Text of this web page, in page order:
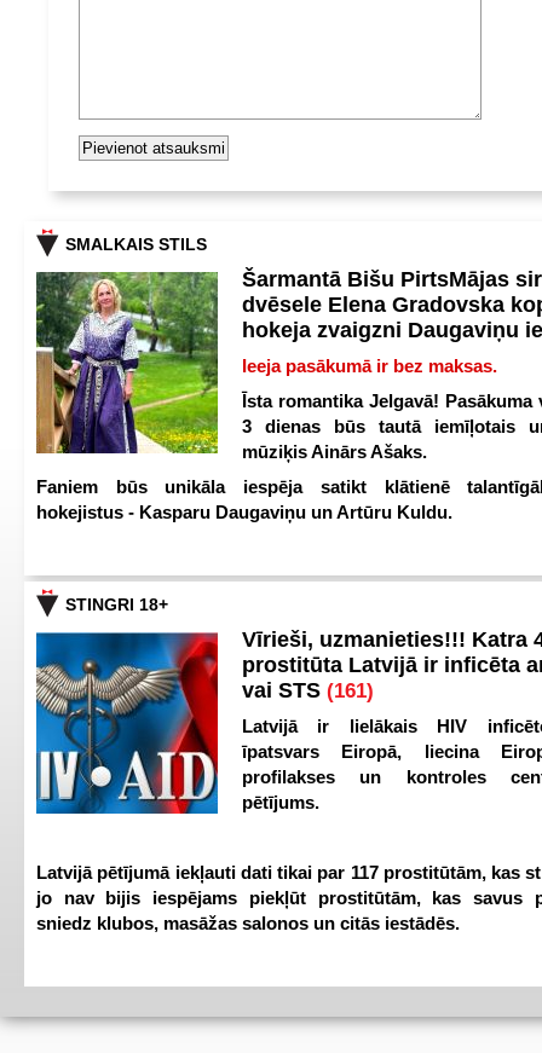
SMALKAIS STILS
Šarmantā Bišu PirtsMājas
dvēsele Elena Gradovska
hokeja zvaigzni Daugaviņu
Ieeja pasākumā ir bez maksas.
Īsta romantika Jelgavā! Pasākuma
3 dienas būs tautā iemīļotais
mūziķis Ainārs Ašaks.
Faniem būs unikāla iespēja satikt klātienē
hokejistus - Kasparu Daugaviņu un Artūru Kuldu.
STINGRI 18+
Vīrieši, uzmanieties!!! Katra
prostitūta Latvijā ir inficēta
vai STS (161)
Latvijā ir lielākais HIV
īpatsvars Eiropā, liecina
profilakses un kontroles
pētījums.
Latvijā pētījumā iekļauti dati tikai par 117 prostitūtām, kas
jo nav bijis iespējams piekļūt prostitūtām, kas savus
sniedz klubos, masāžas salonos un citās iestādēs.